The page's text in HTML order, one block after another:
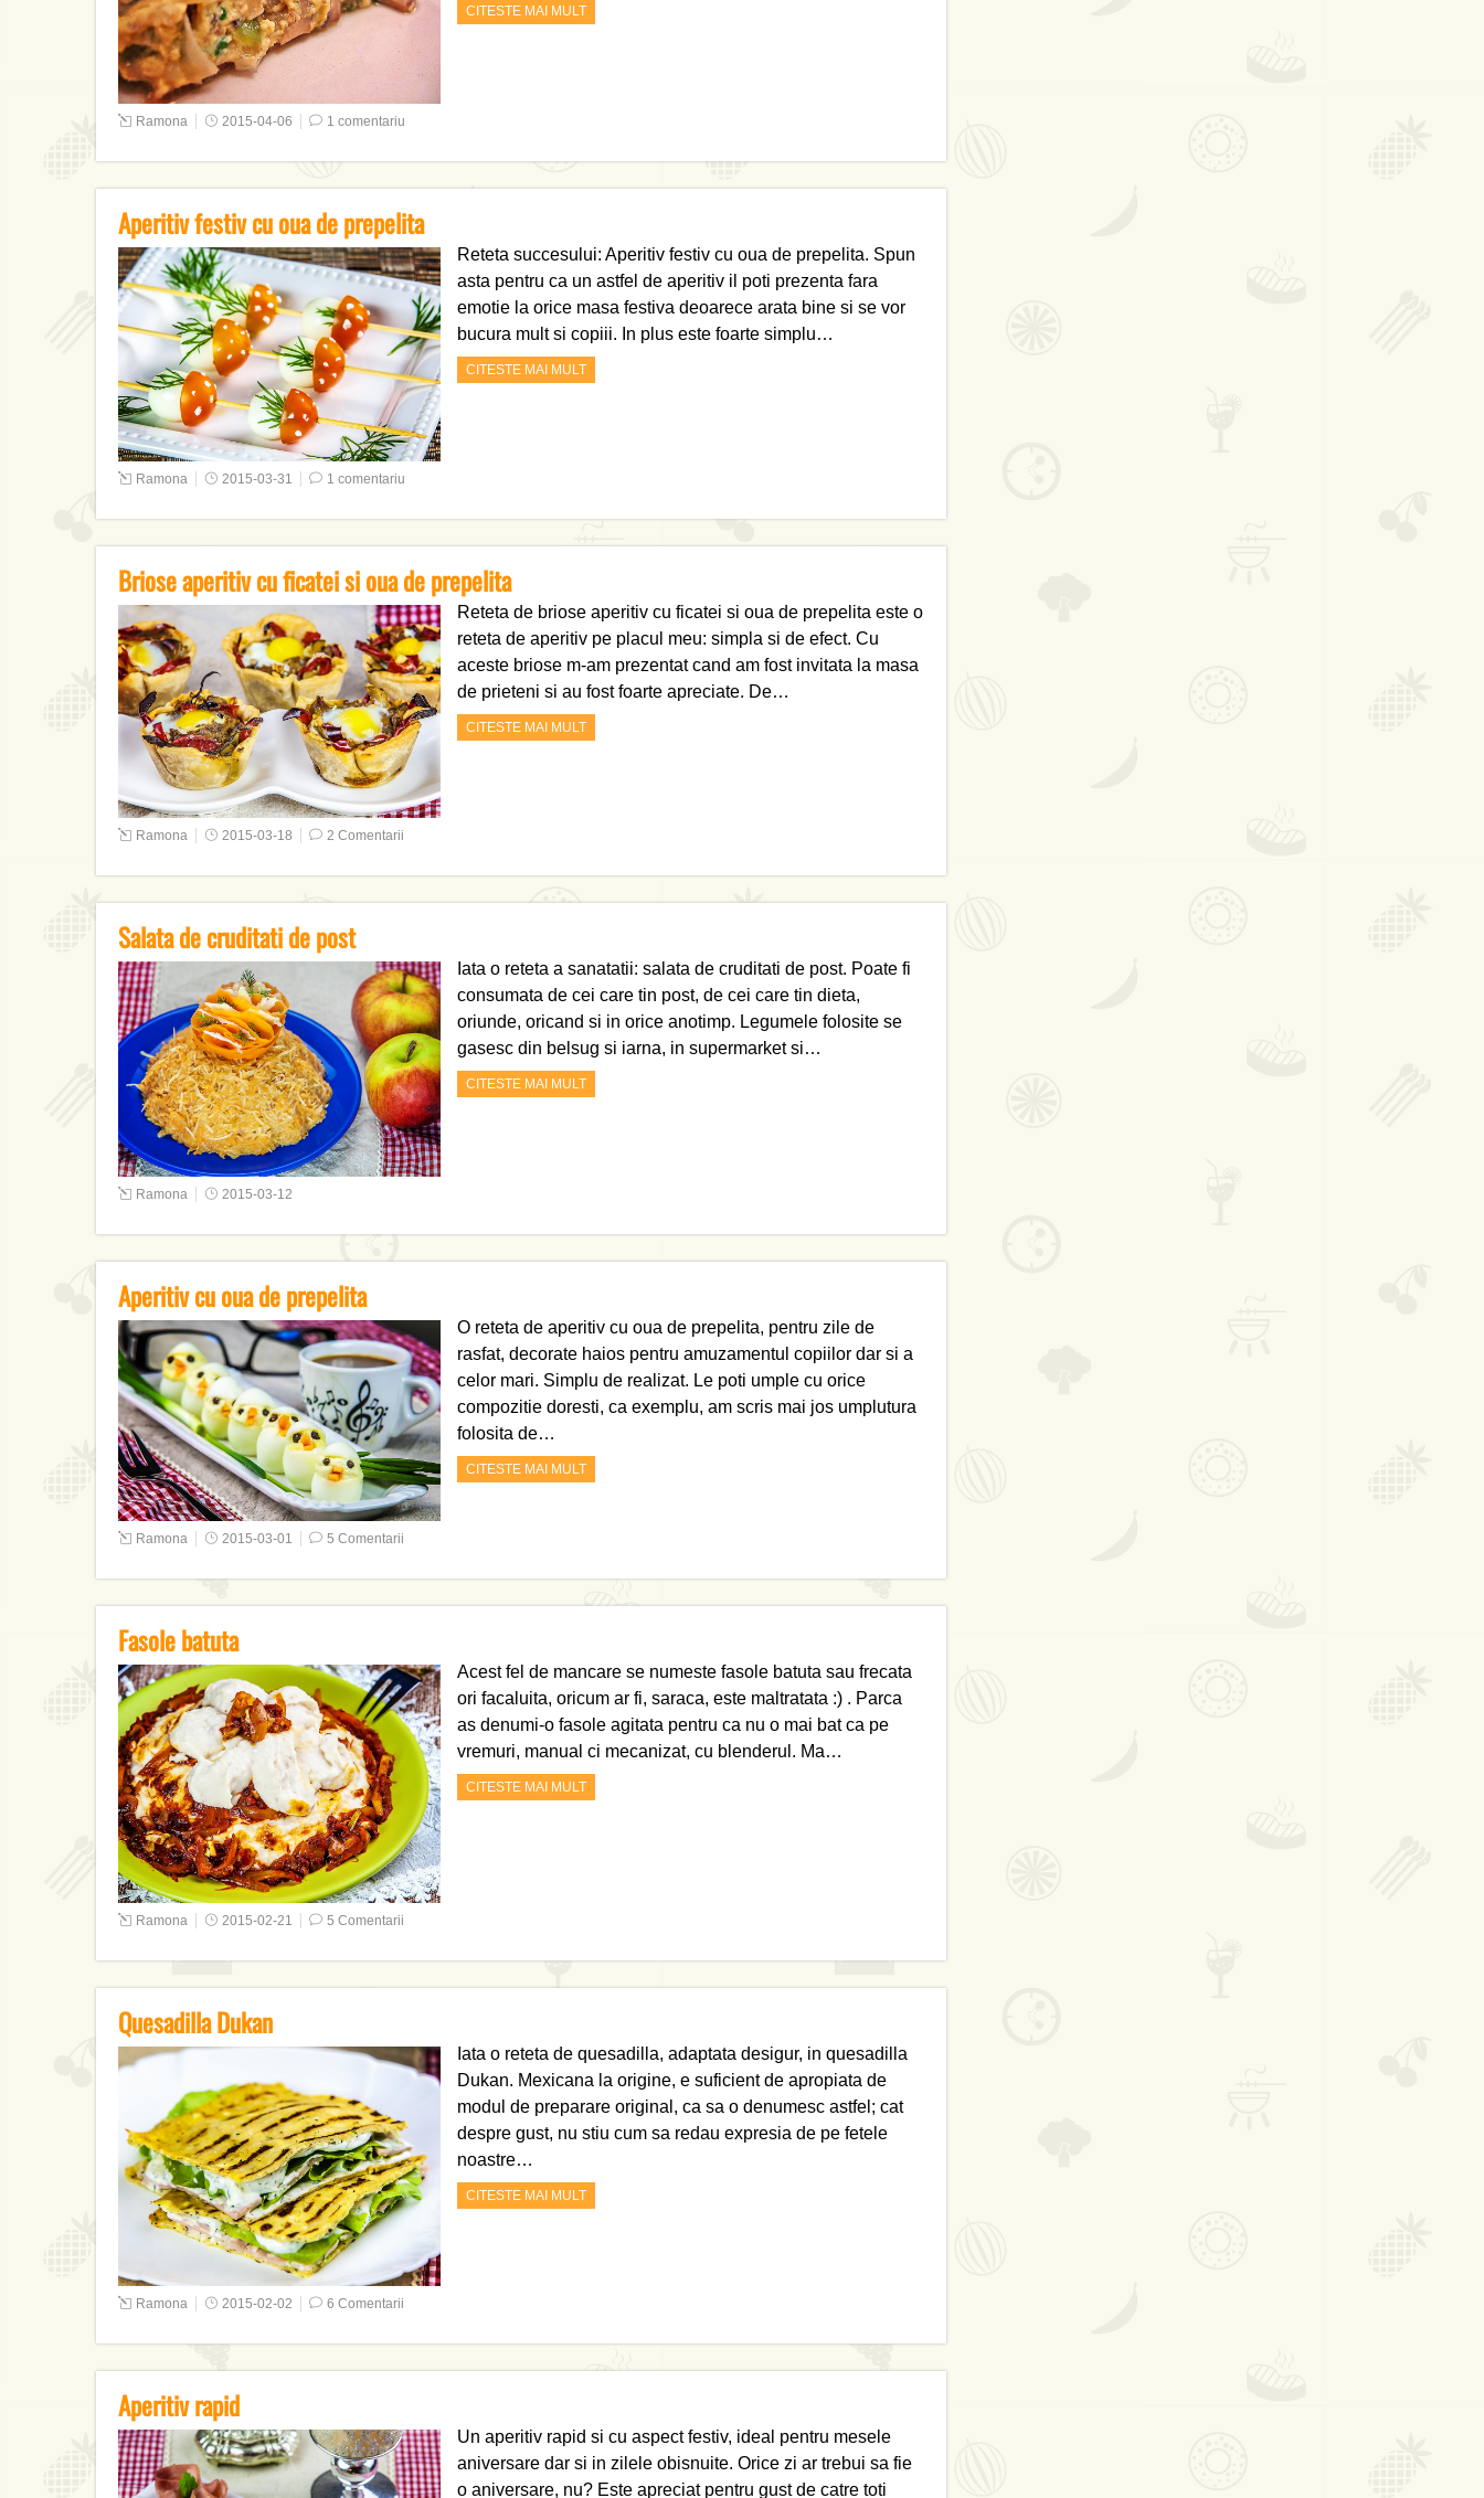
CITESTE MAI MULT
Ramona 2015-04-06 1 comentariu
Aperitiv festiv cu oua de prepelita
Reteta succesului: Aperitiv festiv cu oua de prepelita. Spun
asta pentru ca un astfel de aperitiv il poti prezenta fara
emotie la orice masa festiva deoarece arata bine si se vor
bucura mult si copiii. In plus este foarte simplu…
CITESTE MAI MULT
Ramona 2015-03-31 1 comentariu
Briose aperitiv cu ficatei si oua de prepelita
Reteta de briose aperitiv cu ficatei si oua de prepelita este o
reteta de aperitiv pe placul meu: simpla si de efect. Cu
aceste briose m-am prezentat cand am fost invitata la masa
de prieteni si au fost foarte apreciate. De…
CITESTE MAI MULT
Ramona 2015-03-18 2 Comentarii
Salata de cruditati de post
Iata o reteta a sanatatii: salata de cruditati de post. Poate fi
consumata de cei care tin post, de cei care tin dieta,
oriunde, oricand si in orice anotimp. Legumele folosite se
gasesc din belsug si iarna, in supermarket si…
CITESTE MAI MULT
Ramona 2015-03-12
Aperitiv cu oua de prepelita
O reteta de aperitiv cu oua de prepelita, pentru zile de
rasfat, decorate haios pentru amuzamentul copiilor dar si a
celor mari. Simplu de realizat. Le poti umple cu orice
compozitie doresti, ca exemplu, am scris mai jos umplutura
folosita de…
CITESTE MAI MULT
Ramona 2015-03-01 5 Comentarii
Fasole batuta
Acest fel de mancare se numeste fasole batuta sau frecata
ori facaluita, oricum ar fi, saraca, este maltratata :) . Parca
as denumi-o fasole agitata pentru ca nu o mai bat ca pe
vremuri, manual ci mecanizat, cu blenderul. Ma…
CITESTE MAI MULT
Ramona 2015-02-21 5 Comentarii
Quesadilla Dukan
Iata o reteta de quesadilla, adaptata desigur, in quesadilla
Dukan. Mexicana la origine, e suficient de apropiata de
modul de preparare original, ca sa o denumesc astfel; cat
despre gust, nu stiu cum sa redau expresia de pe fetele
noastre…
CITESTE MAI MULT
Ramona 2015-02-02 6 Comentarii
Aperitiv rapid
Un aperitiv rapid si cu aspect festiv, ideal pentru mesele
aniversare dar si in zilele obisnuite. Orice zi ar trebui sa fie
o aniversare, nu? Este apreciat pentru gust de catre toti